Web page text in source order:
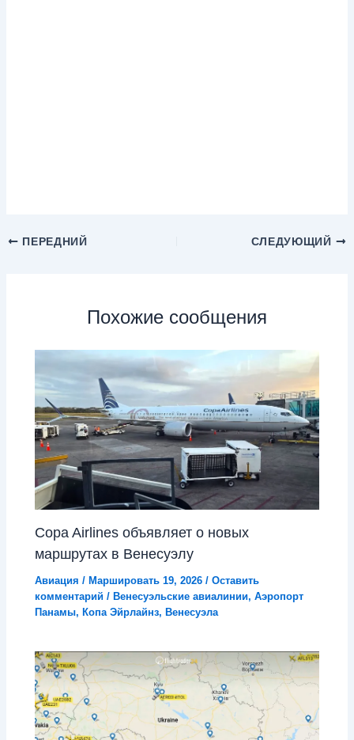
ПЕРЕДНИЙ СЛЕДУЮЩИЙ
Похожие сообщения
Copa Airlines объявляет о новых
маршрутах в Венесуэлу
Авиация /Маршировать 19, 2026/Оставить
комментарий /Венесуэльские авиалинии,Аэропорт
Панамы,Копа Эйрлайнз,Венесуэла